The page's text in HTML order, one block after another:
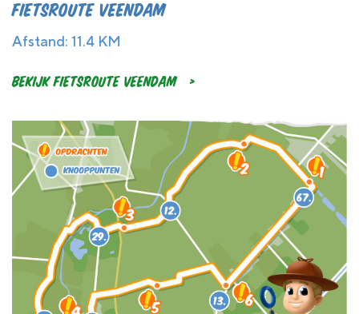
Fietsroute Veendam
Afstand: 11.4 KM
Bekijk Fietsroute Veendam